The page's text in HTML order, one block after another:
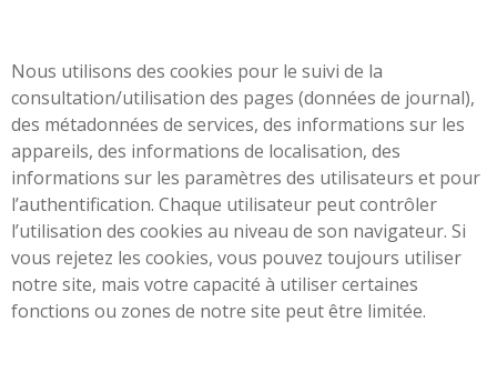
Nous utilisons des cookies pour le suivi de la
consultation/utilisation des pages (données de journal),
des métadonnées de services, des informations sur les
appareils, des informations de localisation, des
informations sur les paramètres des utilisateurs et pour
l’authentification. Chaque utilisateur peut contrôler
l’utilisation des cookies au niveau de son navigateur. Si
vous rejetez les cookies, vous pouvez toujours utiliser
notre site, mais votre capacité à utiliser certaines
fonctions ou zones de notre site peut être limitée.